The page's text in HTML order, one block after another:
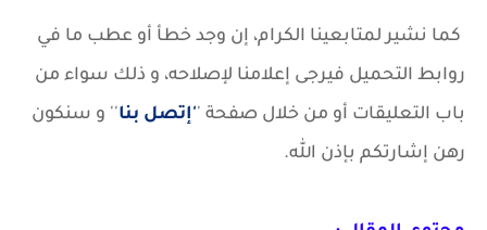
كما نشير لمتابعينا الكرام، إن وجد خطأ أو عطب ما في
روابط التحميل فيرجى إعلامنا لإصلاحه، و ذلك سواء من
باب التعليقات أو من خلال صفحة ''إتصل بنا'' و سنكون
رهن إشارتكم بإذن الله.